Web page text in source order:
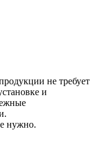
не требует
и
нужно.